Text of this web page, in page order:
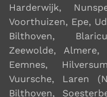
Harderwijk,
Voorthuizen, Epe,
Bilthoven,
Zeewolde,
Eemnes,
Vuursche, Laren
Bilthoven,